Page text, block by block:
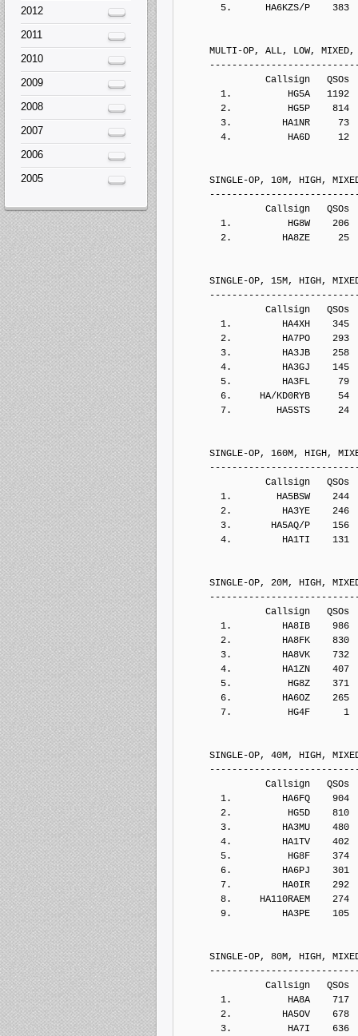
5.      HA6KZS/P    383
MULTI-OP, ALL, LOW, MIXED,
Callsign   QSOs  Points
1.          HG5A   1192
2.          HG5P    814
3.         HA1NR     73
4.          HA6D     12
SINGLE-OP, 10M, HIGH,
Callsign   QSOs  Points
1.          HG8W    206
2.         HA8ZE     25
SINGLE-OP, 15M, HIGH,
Callsign   QSOs  Points
1.         HA4XH    345
2.         HA7PO    293
3.         HA3JB    258
4.         HA3GJ    145
5.         HA3FL     79
6.     HA/KD0RYB     54
7.        HA5STS     24
SINGLE-OP, 160M, HIGH,
Callsign   QSOs  Points
1.        HA5BSW    244
2.         HA3YE    246
3.       HA5AQ/P    156
4.         HA1TI    131
SINGLE-OP, 20M, HIGH,
Callsign   QSOs  Points
1.         HA8IB    986
2.         HA8FK    830
3.         HA8VK    732
4.         HA1ZN    407
5.          HG8Z    371
6.         HA6OZ    265
7.          HG4F      1
SINGLE-OP, 40M, HIGH,
Callsign   QSOs  Points
1.         HA6FQ    904
2.          HG5D    810
3.         HA3MU    480
4.         HA1TV    402
5.          HG8F    374
6.         HA6PJ    301
7.         HA0IR    292
8.     HA110RAEM    274
9.         HA3PE    105
SINGLE-OP, 80M, HIGH,
Callsign   QSOs  Points
1.          HA8A    717
2.         HA5OV    678
3.          HA7I    636
2012
2011
2010
2009
2008
2007
2006
2005